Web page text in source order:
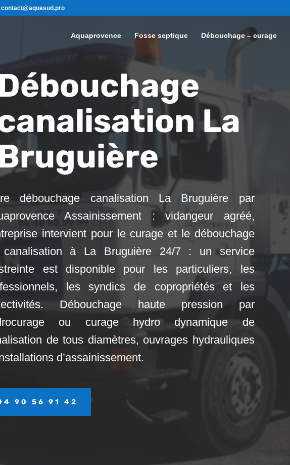
contact@aquasud.pro
Aquaprovence Fosse septique Débouchage – curage
La
débouchage canalisation La Bruguière par
Assainissement : vidangeur agréé,
intervient pour le curage et le débouchage
à La Bruguière 24/7 : un service
est disponible pour les particuliers, les
les syndics de copropriétés et les
Débouchage haute pression par
ou curage hydro dynamique de
de tous diamètres, ouvrages hydrauliques
d’assainissement.
90 56 91 42